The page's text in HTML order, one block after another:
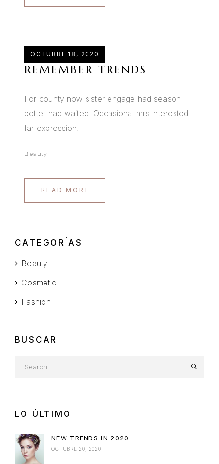
OCTUBRE 18, 2020
REMEMBER TRENDS
For county now sister engage had season
better had waited. Occasional mrs interested
far expression.
Beauty
READ MORE
CATEGORÍAS
Beauty
Cosmetic
Fashion
BUSCAR
LO ÚLTIMO
NEW TRENDS IN 2020
OCTUBRE 20, 2020